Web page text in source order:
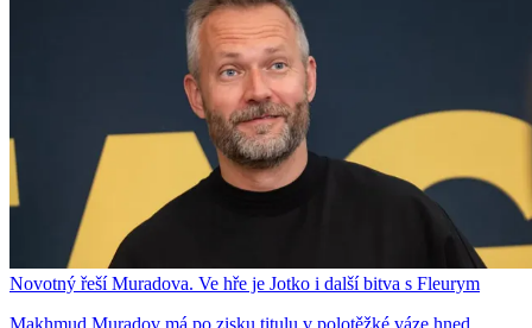
Novotný řeší Muradova. Ve hře je Jotko i další bitva s Fleurym
Makhmud Muradov má po zisku titulu v polotěžké váze hned